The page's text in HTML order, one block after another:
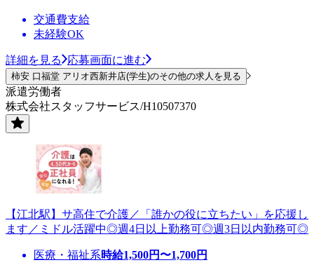
交通費支給
未経験OK
詳細を見る 応募画面に進む
柿安 口福堂 アリオ西新井店(学生)のその他の求人を見る
派遣労働者
株式会社スタッフサービス/H10507370
【江北駅】サ高住で介護／「誰かの役に立ちたい」を応援し
ます／ミドル活躍中◎週4日以上勤務可◎週3日以内勤務可◎
医療・福祉系時給1,500円〜1,700円